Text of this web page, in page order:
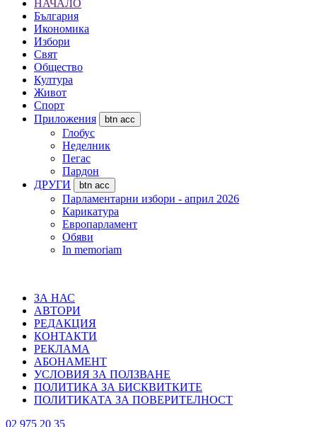
НАЧАЛО
България
Икономика
Избори
Свят
Общество
Култура
Живот
Спорт
Приложения
btn acc
Глобус
Неделник
Пегас
Пардон
ДРУГИ
btn acc
Парламентарни избори - април 2026
Карикатура
Европарламент
Обяви
In memoriam
ЗА НАС
АВТОРИ
РЕДАКЦИЯ
КОНТАКТИ
РЕКЛАМА
АБОНАМЕНТ
УСЛОВИЯ ЗА ПОЛЗВАНЕ
ПОЛИТИКА ЗА БИСКВИТКИТЕ
ПОЛИТИКАТА ЗА ПОВЕРИТЕЛНОСТ
02 975 20 35